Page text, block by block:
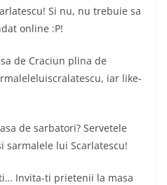
Si nu, nu trebuie sa
online :P!
de Craciun plina de
iar like-
de sarbatori? Servetele
sarmalele lui Scarlatescu!
Invita-ti prietenii la masa